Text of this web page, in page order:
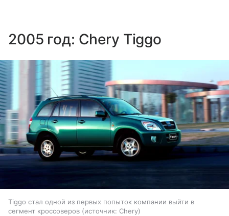
2005 год: Chery Tiggo
Tiggo стал одной из первых попыток компании выйти в
сегмент кроссоверов
источник: Chery